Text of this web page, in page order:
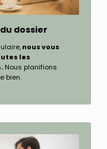
dossier
nous vous
les
Nous planifions
bien.